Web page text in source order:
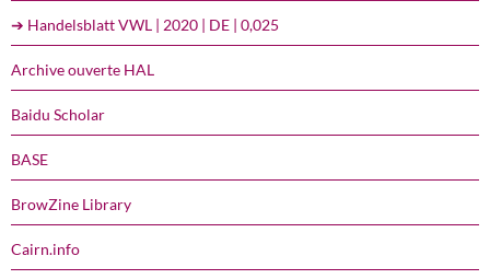
➔ Handelsblatt VWL | 2020 | DE | 0,025
Archive ouverte HAL
Baidu Scholar
BASE
BrowZine Library
Cairn.info